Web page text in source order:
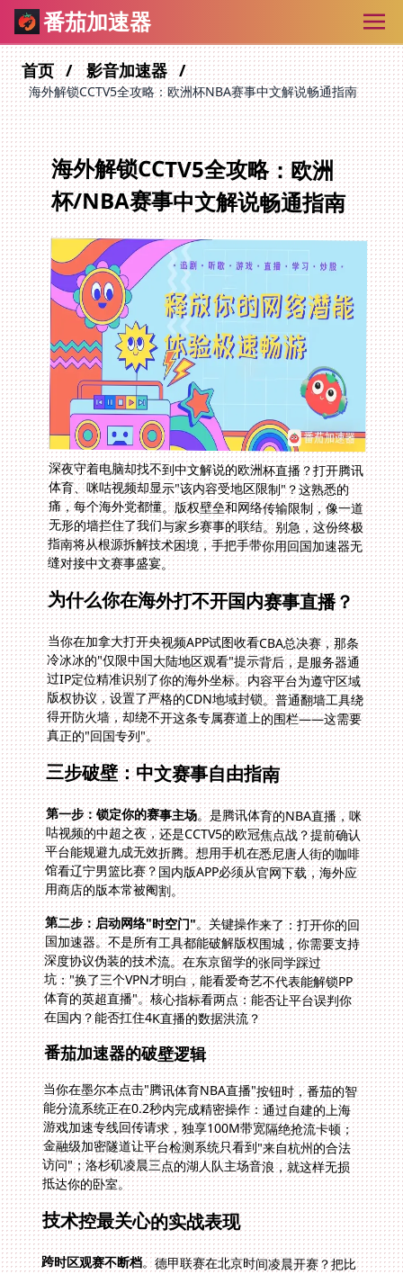
番茄加速器
首页 影音加速器
海外解锁CCTV5全攻略：欧洲杯NBA赛事中文解说畅通指南
海外解锁CCTV5全攻略：欧洲
杯/NBA赛事中文解说畅通指南
深夜守着电脑却找不到中文解说的欧洲杯直播？打开腾讯
体育、咪咕视频却显示"该内容受地区限制"？这熟悉的
痛，每个海外党都懂。版权壁垒和网络传输限制，像一道
无形的墙拦住了我们与家乡赛事的联结。别急，这份终极
指南将从根源拆解技术困境，手把手带你用回国加速器无
缝对接中文赛事盛宴。
为什么你在海外打不开国内赛事直播？
当你在加拿大打开央视频APP试图收看CBA总决赛，那条
冷冰冰的"仅限中国大陆地区观看"提示背后，是服务器通
过IP定位精准识别了你的海外坐标。内容平台为遵守区域
版权协议，设置了严格的CDN地域封锁。普通翻墙工具绕
得开防火墙，却绕不开这条专属赛道上的围栏——这需要
真正的"回国专列"。
三步破壁：中文赛事自由指南
第一步：锁定你的赛事主场。是腾讯体育的NBA直播，咪
咕视频的中超之夜，还是CCTV5的欧冠焦点战？提前确认
平台能规避九成无效折腾。想用手机在悉尼唐人街的咖啡
馆看辽宁男篮比赛？国内版APP必须从官网下载，海外应
用商店的版本常被阉割。
第二步：启动网络"时空门"。关键操作来了：打开你的回
国加速器。不是所有工具都能破解版权围城，你需要支持
深度协议伪装的技术流。在东京留学的张同学踩过
坑："换了三个VPN才明白，能看爱奇艺不代表能解锁PP
体育的英超直播"。核心指标看两点：能否让平台误判你
在国内？能否扛住4K直播的数据洪流？
番茄加速器的破壁逻辑
当你在墨尔本点击"腾讯体育NBA直播"按钮时，番茄的智
能分流系统正在0.2秒内完成精密操作：通过自建的上海
游戏加速专线回传请求，独享100M带宽隔绝抢流卡顿；
金融级加密隧道让平台检测系统只看到"来自杭州的合法
访问"；洛杉矶凌晨三点的湖人队主场音浪，就这样无损
抵达你的卧室。
技术控最关心的实战表现
跨时区观赛不断档。德甲联赛在北京时间凌晨开赛？把比
赛投屏到客厅电视，手机继续刷虎牙二路解说。番茄支持
Windows/mac电脑端与Android/iOS移动端同时在线，
温哥华的你和室友可共享账号各看各赛，无限流量设计甚